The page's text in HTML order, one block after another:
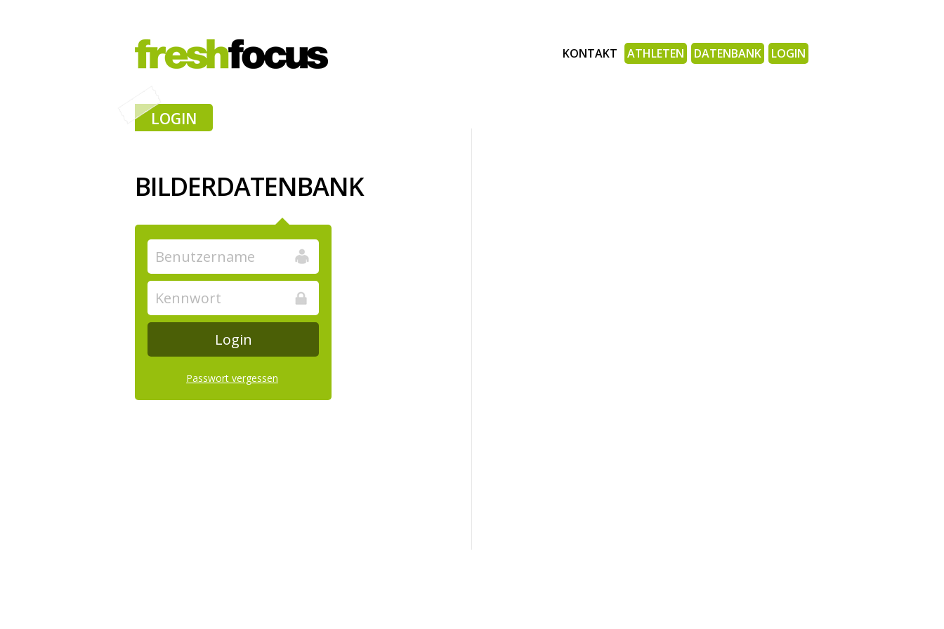
KONTAKT ATHLETEN DATENBANK LOGIN
LOGIN
BILDERDATENBANK
Passwort vergessen